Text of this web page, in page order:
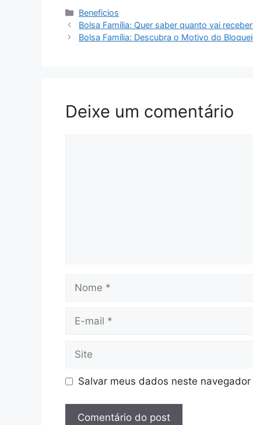
Categorias
Beneficios
Bolsa Família: Quer saber quanto vai
Bolsa Família: Descubra o Motivo do
Deixe um comentário
Nome
Site
Salvar meus dados neste